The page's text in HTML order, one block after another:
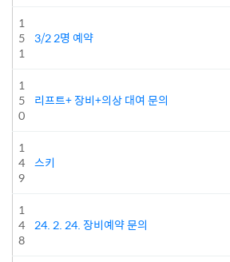
1
5
1
3/2 2명 예약
1
5
0
리프트+ 장비+의상 대여 문의
1
4
9
스키
1
4
8
24. 2. 24. 장비예약 문의